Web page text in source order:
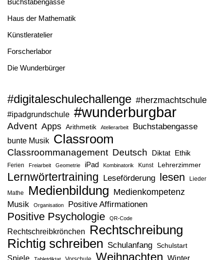
Buchstabengasse
Haus der Mathematik
Künstleratelier
Forscherlabor
Die Wunderbürger
#digitaleschulechallenge #herzmachtschule
#ipadgrundschule #wunderburgbar
Advent Apps Arithmetik Atelierarbeit Buchstabengasse
bunte Musik Classroom
Classroommanagement Deutsch Diktat Ethik
Ferien Freiarbeit Geometrie iPad Kombinatorik Kunst Lehrerzimmer
Lernwörtertraining Leseförderung lesen Lieder
Mathe Medienbildung Medienkompetenz
Musik Organisation Positive Affirmationen
Positive Psychologie QR-Code
Rechtschreibkrönchen Rechtschreibung
Richtig schreiben Schulanfang Schulstart
Weihnachten